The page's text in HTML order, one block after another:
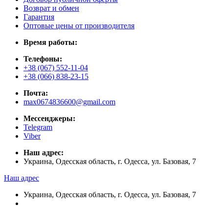
Возврат и обмен
Гарантия
Оптовые цены от производителя
Время работы:
Телефоны:
+38 (067) 552-11-04
+38 (066) 838-23-15
Почта:
max0674836600@gmail.com
Мессенджеры:
Telegram
Viber
Наш адрес:
Украина, Одесская область, г. Одесса, ул. Базовая, 7
Наш адрес
Украина, Одесская область, г. Одесса, ул. Базовая, 7